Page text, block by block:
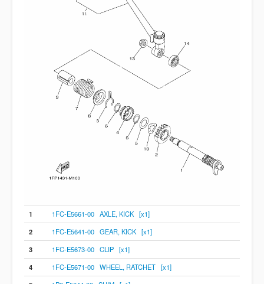
1
1FC-E5661-00 AXLE, KICK [x1]
2
1FC-E5641-00 GEAR, KICK [x1]
3
1FC-E5673-00 CLIP [x1]
4
1FC-E5671-00 WHEEL, RATCHET [x1]